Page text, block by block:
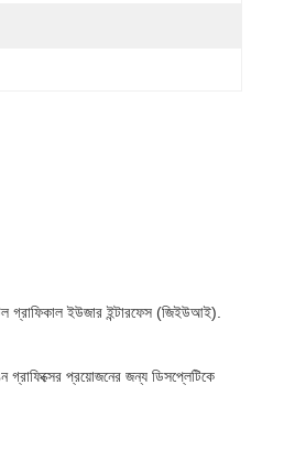
গ্রাফিকাল ইউজার ইন্টারফেস (জিইউআই).
প্রয়োজনের জন্য ডিসপ্লেটিকে